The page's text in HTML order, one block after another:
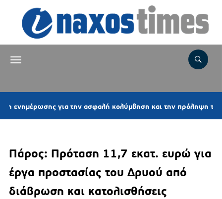
για την ασφαλή κολύμβηση και την πρόληψη των πνιγμών
Πάρος: Πρόταση 11,7 εκατ. ευρώ για
έργα προστασίας του Δρυού από
διάβρωση και κατολισθήσεις